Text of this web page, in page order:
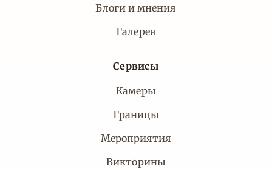
Блоги и мнения
Галерея
Сервисы
Камеры
Границы
Мероприятия
Викторины